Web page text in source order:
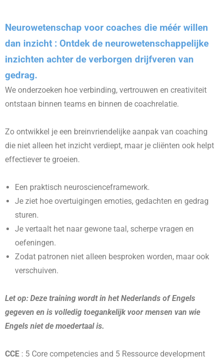
Neurowetenschap voor coaches die méér willen
dan inzicht : Ontdek de neurowetenschappelijke
inzichten achter de verborgen drijfveren van
gedrag.
We onderzoeken hoe verbinding, vertrouwen en creativiteit
ontstaan binnen teams en binnen de coachrelatie.
Zo ontwikkel je een breinvriendelijke aanpak van coaching
die niet alleen het inzicht verdiept, maar je cliënten ook helpt
effectiever te groeien.
Een praktisch neuroscienceframework.
Je ziet hoe overtuigingen emoties, gedachten en gedrag
sturen.
Je vertaalt het naar gewone taal, scherpe vragen en
oefeningen.
Zodat patronen niet alleen besproken worden, maar ook
verschuiven.
Let op: Deze training wordt in het Nederlands of Engels
gegeven en is volledig toegankelijk voor mensen van wie
Engels niet de moedertaal is.
CCE : 5 Core competencies and 5 Ressource development